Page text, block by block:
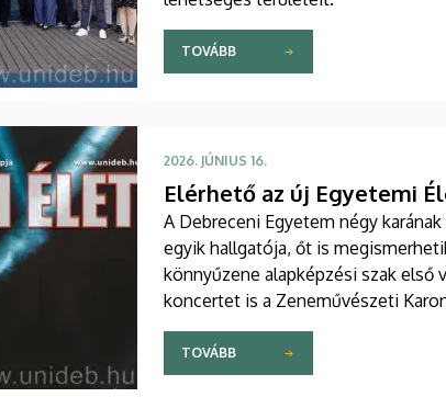
TOVÁBB
2026. JÚNIUS 16.
Elérhető az új Egyetemi
A Debreceni Egyetem négy
egyik hallgatója, őt is
könnyűzene alapképzési szak
koncertet is a Zeneművészeti
TOVÁBB